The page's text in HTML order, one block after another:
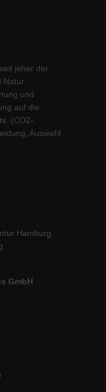
jeher der
Natur
und
auf die
(CO2-
Auswahl
Hamburg
GmbH